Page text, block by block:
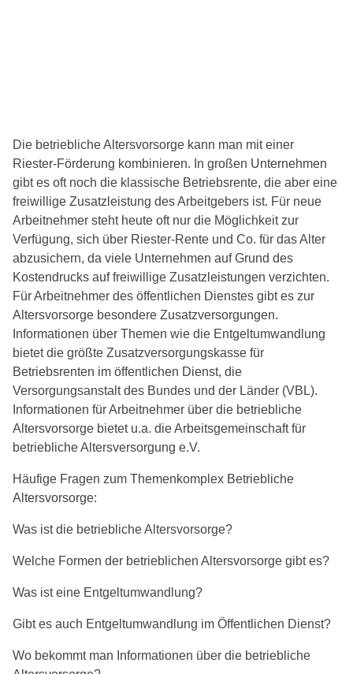
Die betriebliche Altersvorsorge kann man mit einer
Riester-Förderung kombinieren. In großen Unternehmen
gibt es oft noch die klassische Betriebsrente, die aber eine
freiwillige Zusatzleistung des Arbeitgebers ist. Für neue
Arbeitnehmer steht heute oft nur die Möglichkeit zur
Verfügung, sich über Riester-Rente und Co. für das Alter
abzusichern, da viele Unternehmen auf Grund des
Kostendrucks auf freiwillige Zusatzleistungen verzichten.
Für Arbeitnehmer des öffentlichen Dienstes gibt es zur
Altersvorsorge besondere Zusatzversorgungen.
Informationen über Themen wie die Entgeltumwandlung
bietet die größte Zusatzversorgungskasse für
Betriebsrenten im öffentlichen Dienst, die
Versorgungsanstalt des Bundes und der Länder (VBL).
Informationen für Arbeitnehmer über die betriebliche
Altersvorsorge bietet u.a. die Arbeitsgemeinschaft für
betriebliche Altersversorgung e.V.
Häufige Fragen zum Themenkomplex Betriebliche
Altersvorsorge:
Was ist die betriebliche Altersvorsorge?
Welche Formen der betrieblichen Altersvorsorge gibt es?
Was ist eine Entgeltumwandlung?
Gibt es auch Entgeltumwandlung im Öffentlichen Dienst?
Wo bekommt man Informationen über die betriebliche